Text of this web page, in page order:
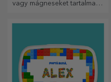
vagy mágneseket tartalmazó